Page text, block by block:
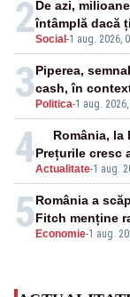
2Social -1 aug. 2026,
De azi,
întâmplă dacă
3 Politica-1 aug.
Piperea,
cash, în
4Actualitate-1 aug.
România, la
Prețurile cresc
5 Economie-1 aug.
România a
Fitch menține